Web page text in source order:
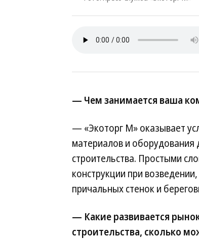
— Чем занимается ваша
— «Экоторг М» оказывает
материалов и оборудования
строительства. Простыми
конструкции при
причальных стенок и
— Какие развивается
строительства, сколько